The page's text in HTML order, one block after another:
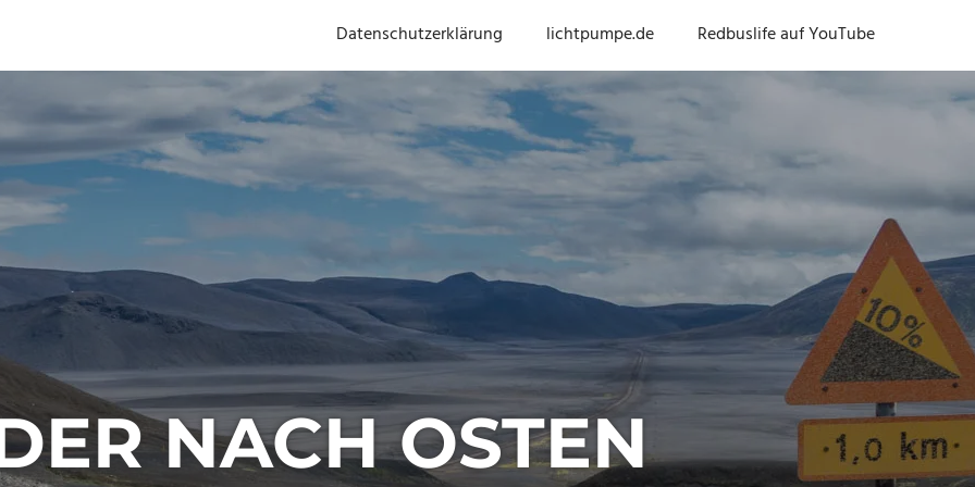
Datenschutzerklärung lichtpumpe.de Redbuslife auf YouTube
NACH OSTEN